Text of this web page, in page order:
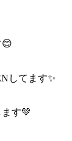
😊
してます✨
す💚